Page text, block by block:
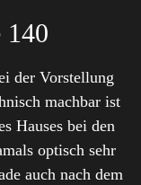
140
der Vorstellung
machbar ist
Hauses bei den
optisch sehr
auch nach dem